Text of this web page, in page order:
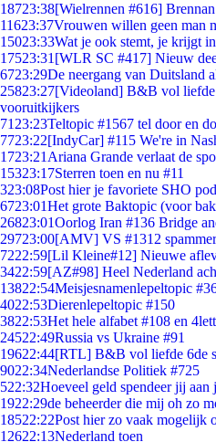
18723:38[Wielrennen #616]
11623:37Vrouwen willen geen man
15023:33Wat je ook stemt, je krijgt
17523:31 [WLR SC #417] Nieuw
6723:29De neergang van Duitsland
25823:27[Videoland] B&B vol liefde
vooruitkijkers
71 23:23Teltopic #1567 tel door en
7723:22[IndyCar] #115 We're in
1723:21 Ariana Grande verlaat de
15323:17Sterren toen en nu #11
323:08Post hier je favoriete SHO
6723:01Het grote Baktopic (voor
26823:01Oorlog Iran #136 Bridge
29723:00[AMV] VS #1312
7222:59[Lil Kleine#12] Nieuwe
3422:59[AZ#98] Heel Nederland
13822:54Meisjesnamenlepeltopic
4022:53Dierenlepeltopic #150
3822:53Het hele alfabet #108 en
24522:49Russia vs Ukraine #91
19622:44[RTL] B&B vol liefde 6de
9022:34Nederlandse Politiek #725
522:32Hoeveel geld spendeer jij aan
1922:29de beheerder die mij oh zo
18522:22Post hier zo vaak mogelijk
12622:13Nederland toen